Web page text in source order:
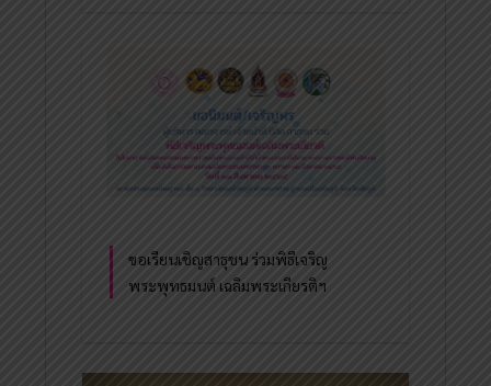
ขอเรียนเชิญสาธุชน ร่วมพิธีเจริญ
พระพุทธมนต์ เฉลิมพระเกียรติฯ